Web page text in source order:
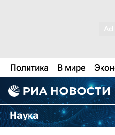
Политика В мире
Наука